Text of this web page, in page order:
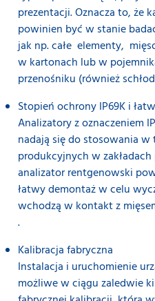
prezentacji. Oznacza to, że
powinien być w stanie
jak np. całe elementy,
w kartonach lub w
przenośniku (również
Stopień ochrony IP69K i
Analizatory z oznaczeniem
nadają się do stosowania
produkcyjnych w
analizator rentgenowski
łatwy demontaż w celu
wchodzą w kontakt z
.
Kalibracja fabryczna
Instalacja i uruchomienie
możliwe w ciągu zaledwie